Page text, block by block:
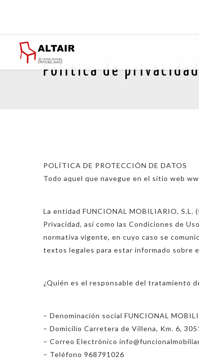
Política de
POLÍTICA DE PROTECCIÓN DE DATOS
Todo aquel que navegue en el sitio web
La entidad FUNCIONAL MOBILIARIO,
Privacidad, así como las Condiciones de
normativa vigente, en cuyo caso se
textos legales para estar informado sobre
¿Quién es el responsable del tratamiento
– Denominación social FUNCIONAL
– Domicilio Carretera de Villena, Km. 6,
– Correo Electrónico
– Teléfono 968791026